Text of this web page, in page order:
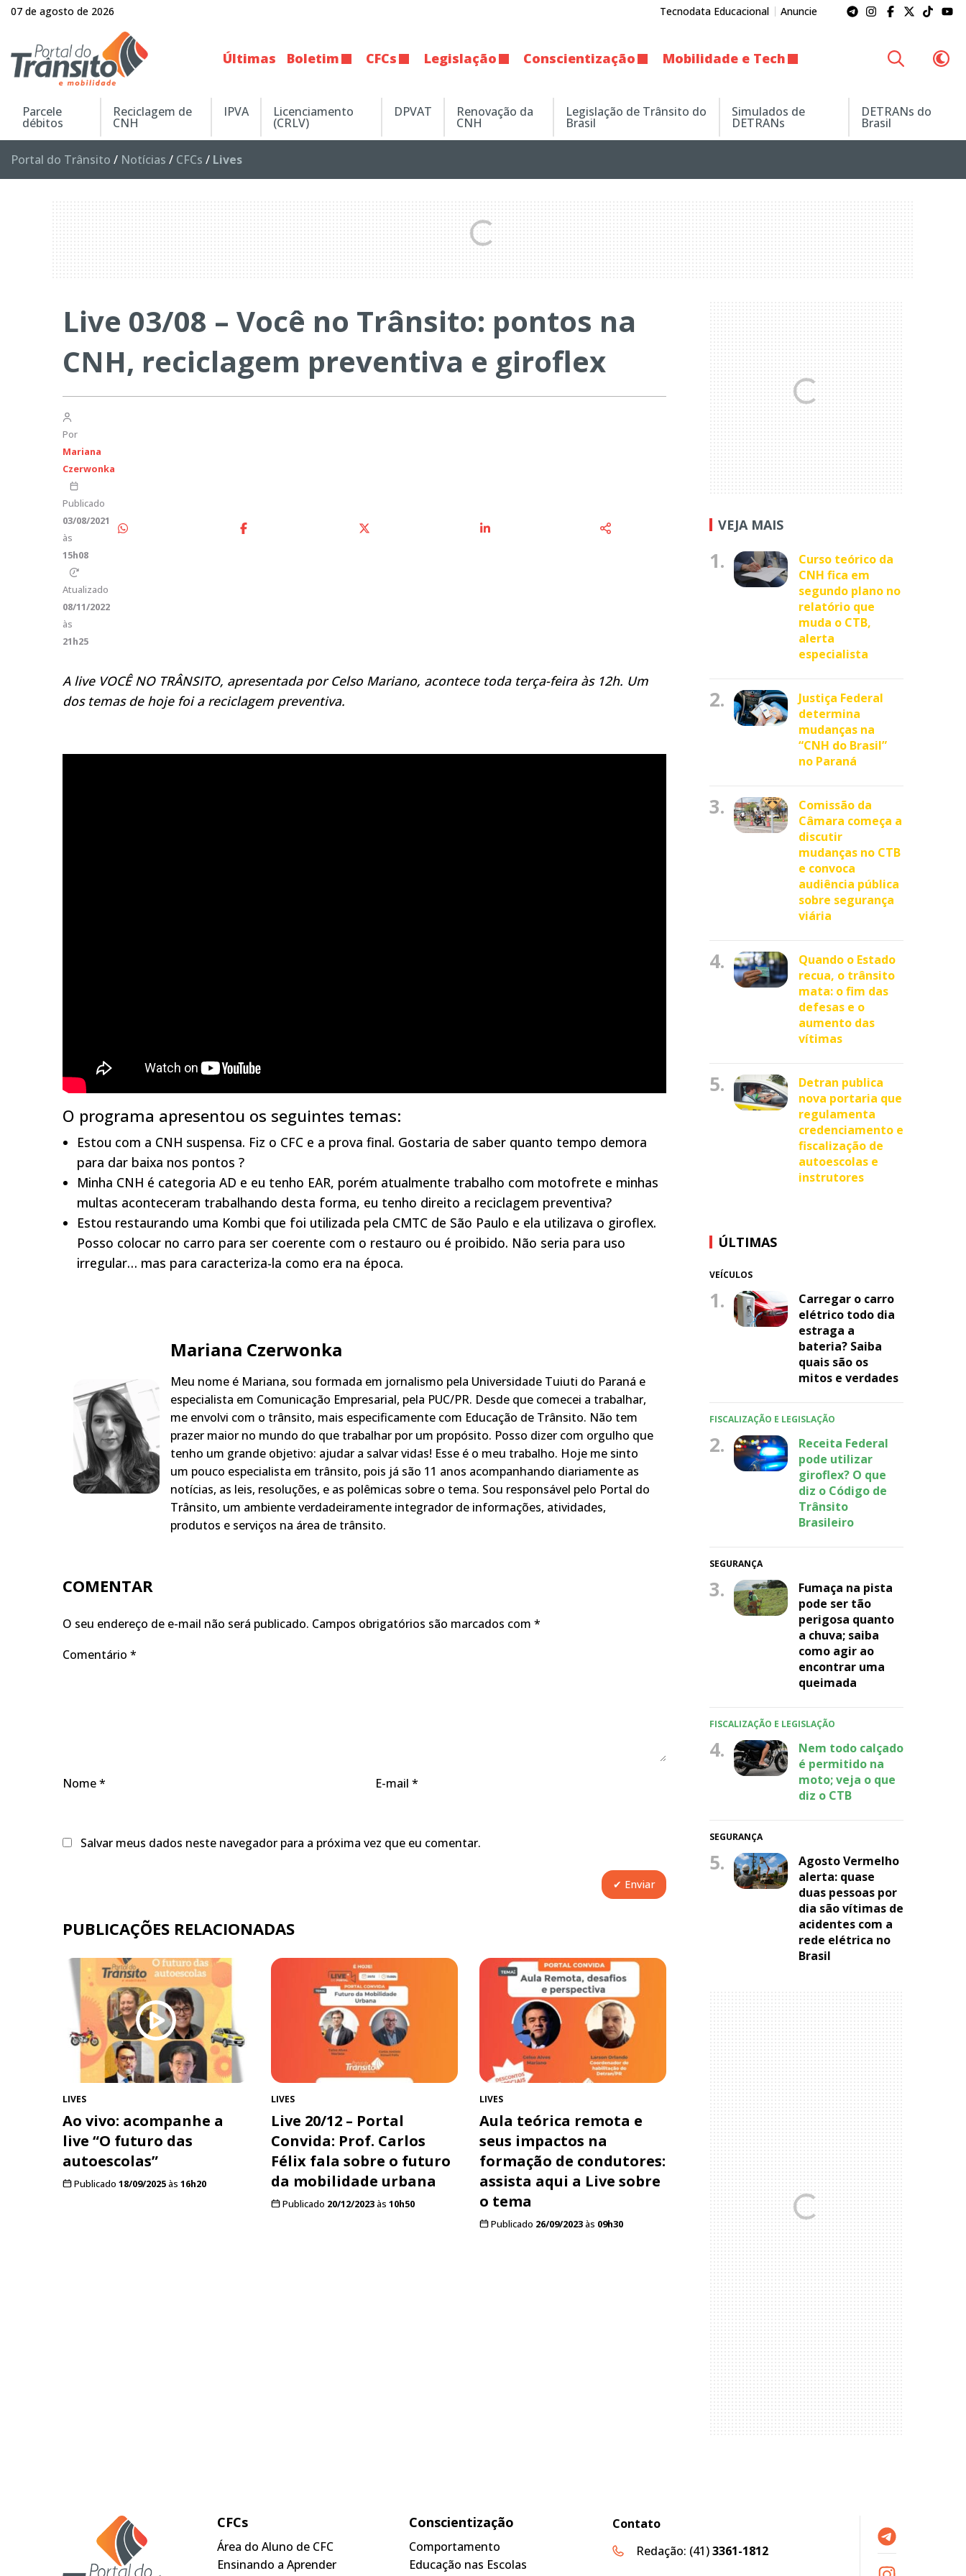
07 de agosto de 2026 Tecnodata Educacional Anuncie
Últimas Boletim CFCs Legislação Conscientização Mobilidade e Tech
Parcele
débitos
Reciclagem de
CNH
IPVA Licenciamento
(CRLV)
DPVAT Renovação da
CNH
Legislação de Trânsito do
Brasil
Simulados de
DETRANs
DETRANs do
Brasil
Portal do Trânsito / Notícias / CFCs / Lives
Live 03/08 – Você no Trânsito: pontos na
CNH, reciclagem preventiva e giroflex
Por
Mariana
Czerwonka
Publicado
03/08/2021
às
15h08
Atualizado
08/11/2022
às
21h25
A live VOCÊ NO TRÂNSITO, apresentada por Celso Mariano, acontece toda terça-feira às 12h. Um
dos temas de hoje foi a reciclagem preventiva.
O programa apresentou os seguintes temas:
Estou com a CNH suspensa. Fiz o CFC e a prova final. Gostaria de saber quanto tempo demora
para dar baixa nos pontos ?
Minha CNH é categoria AD e eu tenho EAR, porém atualmente trabalho com motofrete e minhas
multas aconteceram trabalhando desta forma, eu tenho direito a reciclagem preventiva?
Estou restaurando uma Kombi que foi utilizada pela CMTC de São Paulo e ela utilizava o giroflex.
Posso colocar no carro para ser coerente com o restauro ou é proibido. Não seria para uso
irregular… mas para caracteriza-la como era na época.
Mariana Czerwonka
Meu nome é Mariana, sou formada em jornalismo pela Universidade Tuiuti do Paraná e
especialista em Comunicação Empresarial, pela PUC/PR. Desde que comecei a trabalhar,
me envolvi com o trânsito, mais especificamente com Educação de Trânsito. Não tem
prazer maior no mundo do que trabalhar por um propósito. Posso dizer com orgulho que
tenho um grande objetivo: ajudar a salvar vidas! Esse é o meu trabalho. Hoje me sinto
um pouco especialista em trânsito, pois já são 11 anos acompanhando diariamente as
notícias, as leis, resoluções, e as polêmicas sobre o tema. Sou responsável pelo Portal do
Trânsito, um ambiente verdadeiramente integrador de informações, atividades,
produtos e serviços na área de trânsito.
COMENTAR
O seu endereço de e-mail não será publicado. Campos obrigatórios são marcados com *
Comentário *
Nome* E-mail *
Salvar meus dados neste navegador para a próxima vez que eu comentar.
PUBLICAÇÕES RELACIONADAS
LIVES
Ao vivo: acompanhe a
live “O futuro das
autoescolas”
Publicado 18/09/2025às 16h20
LIVES
Live 20/12 – Portal
Convida: Prof. Carlos
Félix fala sobre o futuro
da mobilidade urbana
Publicado 20/12/2023às 10h50
LIVES
Aula teórica remota e
seus impactos na
formação de condutores:
assista aqui a Live sobre
o tema
Publicado 26/09/2023às 09h30
VEJA MAIS
1.
Curso teórico da
CNH fica em
segundo plano no
relatório que
muda o CTB,
alerta
especialista
2.
Justiça Federal
determina
mudanças na
“CNH do Brasil”
no Paraná
3.
Comissão da
Câmara começa a
discutir
mudanças no CTB
e convoca
audiência pública
sobre segurança
viária
4.
Quando o Estado
recua, o trânsito
mata: o fim das
defesas e o
aumento das
vítimas
5.
Detran publica
nova portaria que
regulamenta
credenciamento e
fiscalização de
autoescolas e
instrutores
ÚLTIMAS
VEÍCULOS
1.
Carregar o carro
elétrico todo dia
estraga a
bateria? Saiba
quais são os
mitos e verdades
FISCALIZAÇÃO E LEGISLAÇÃO
2.
Receita Federal
pode utilizar
giroflex? O que
diz o Código de
Trânsito
Brasileiro
SEGURANÇA
3.
Fumaça na pista
pode ser tão
perigosa quanto
a chuva; saiba
como agir ao
encontrar uma
queimada
FISCALIZAÇÃO E LEGISLAÇÃO
4.
Nem todo calçado
é permitido na
moto; veja o que
diz o CTB
SEGURANÇA
5.
Agosto Vermelho
alerta: quase
duas pessoas por
dia são vítimas de
acidentes com a
rede elétrica no
Brasil
CFCs
Área do Aluno de CFC
Ensinando a Aprender
Conscientização
Comportamento
Educação nas Escolas
Contato
Redação: (41)3361-1812